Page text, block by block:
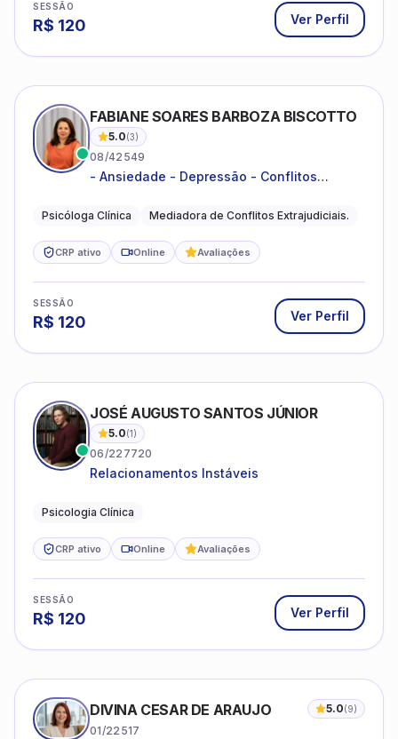
SESSÃO
R$ 120 Ver Perfil
FABIANE SOARES BARBOZA BISCOTTO
5.0(3)
08/42549
- Ansiedade - Depressão - Conflitos
relacionamentos - Autoestima -
Psicóloga Clínica Mediadora de Conflitos Extrajudiciais.
CRP ativo Online Avaliações
SESSÃO
R$ 120 Ver Perfil
JOSÉ AUGUSTO SANTOS JÚNIOR
5.0(1)
06/227720
Relacionamentos Instáveis
Psicologia Clínica
CRP ativo Online Avaliações
SESSÃO
R$ 120 Ver Perfil
DIVINA CESAR DE ARAUJO 5.0(9)
01/22517